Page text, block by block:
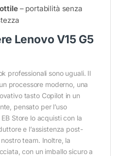
– portabilità senza
Lenovo V15 G5
professionali sono uguali. Il
processore moderno, una
tasto Copilot in un
pensato per l’uso
Store lo acquisti con la
e l’assistenza post-
team. Inoltre, la
con un imballo sicuro a